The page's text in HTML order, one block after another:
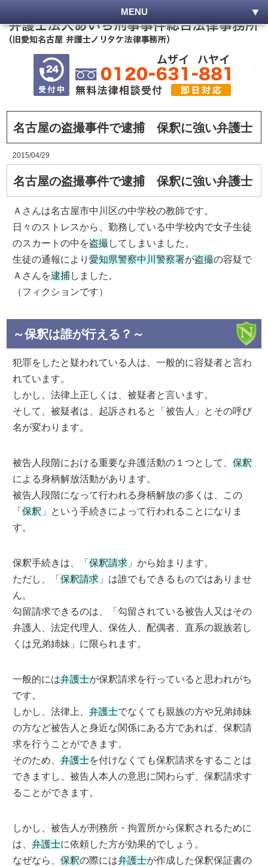
MENU
名古屋の盗撮事件で逮捕 保釈に強い弁護士
2015/04/29
名古屋の盗撮事件で逮捕 保釈に強い弁護士
Ａさんは名古屋市中川区の中学校の教師です。
日々のストレスから、勤務している中学校内で女子生徒
のスカートの中を盗撮 してしまいました。
生徒の通報により愛知県警察中川警察署が盗撮の容疑で
Ａさんを逮捕しました。
（フィクションです）
～保釈は誰が行える？～
犯罪をしたと疑われている人は、一般的に容疑者と言わ
れています。
しかし、法律上正しくは、被疑者と言います。
そして、被疑者は、起訴されると「被告人」とその呼び
名が変わります。
被告人段階における重要な弁護活動の１つとして、保釈
による身柄解放活動があります。
被告人段階になって行われる身柄解放の多くは、この
「保釈 」という手続きによって行われることになりま
す。
保釈手続きは、「保釈請求 」から始まります。
ただし、「保釈請求 」は誰でもできるものではありませ
ん。
勾留請求できるのは、「勾留されている被告人又はその
弁護人、法定代理人、保佐人、配偶者、直系の親族若し
くは兄弟姉妹」に限られます。
一般的には弁護士が保釈請求を行っていると思われがち
です。
しかし、法律上、弁護士でなくても親族の方や兄弟姉妹
の方など被告人と身近な関係にある方であれば、保釈請
求を行うことができます。
そのため、弁護士を付けなくても保釈請求をすることは
できますし、被告人本人の意思に関わらず、保釈請求す
ることができます。
しかし、被告人が刑務所・拘置所から保釈されるために
は、弁護士に依頼した方が効果的でしょう。
なぜなら、保釈の際には弁護士が作成した保釈保証書の